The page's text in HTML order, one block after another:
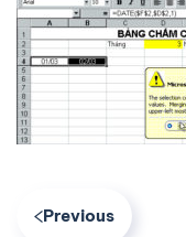
Previous